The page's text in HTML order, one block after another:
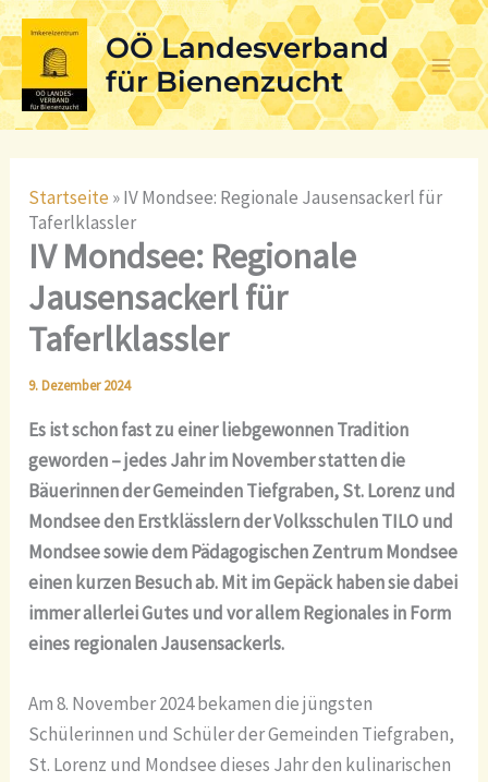
Skip
to
content
OÖ Landesverband
für Bienenzucht
Startseite »IV Mondsee: Regionale Jausensackerl für
Taferlklassler
IV Mondsee: Regionale
Jausensackerl für
Taferlklassler
9. Dezember 2024
Es ist schon fast zu einer liebgewonnen Tradition
geworden – jedes Jahr im November statten die
Bäuerinnen der Gemeinden Tiefgraben, St. Lorenz und
Mondsee den Erstklässlern der Volksschulen TILO und
Mondsee sowie dem Pädagogischen Zentrum Mondsee
einen kurzen Besuch ab. Mit im Gepäck haben sie dabei
immer allerlei Gutes und vor allem Regionales in Form
eines regionalen Jausensackerls.
Am 8. November 2024 bekamen die jüngsten
Schülerinnen und Schüler der Gemeinden Tiefgraben,
St. Lorenz und Mondsee dieses Jahr den kulinarischen